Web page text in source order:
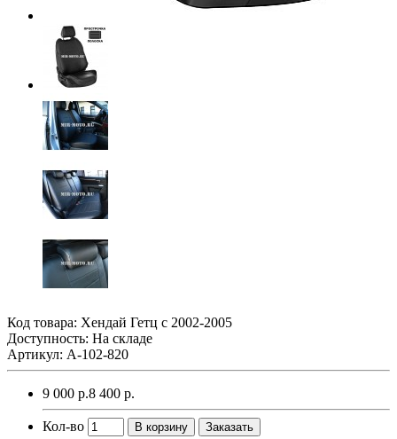
Код товара: Хендай Гетц с 2002-2005
Доступность: На складе
Артикул: A-102-820
9 000 р.8 400 р.
Кол-во В корзину Заказать